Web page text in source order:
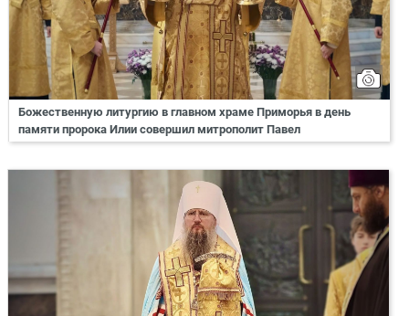
Божественную литургию в главном храме Приморья в день
памяти пророка Илии совершил митрополит Павел